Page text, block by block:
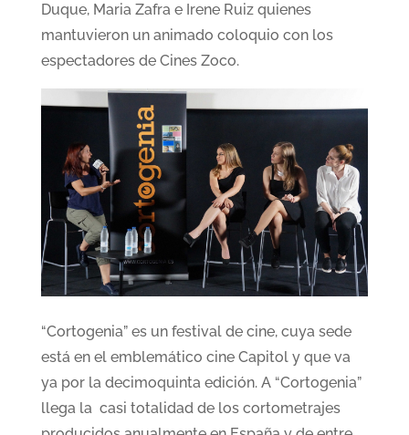
Duque, Maria Zafra e Irene Ruiz quienes
mantuvieron un animado coloquio con los
espectadores de Cines Zoco.
“Cortogenia” es un festival de cine, cuya sede
está en el emblemático cine Capitol y que va
ya por la decimoquinta edición. A “Cortogenia”
llega la casi totalidad de los cortometrajes